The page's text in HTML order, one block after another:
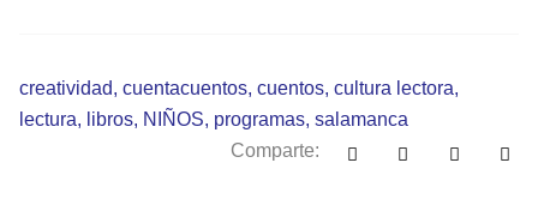
creatividad, cuentacuentos, cuentos, cultura lectora,
lectura, libros, NIÑOS, programas, salamanca
Comparte: